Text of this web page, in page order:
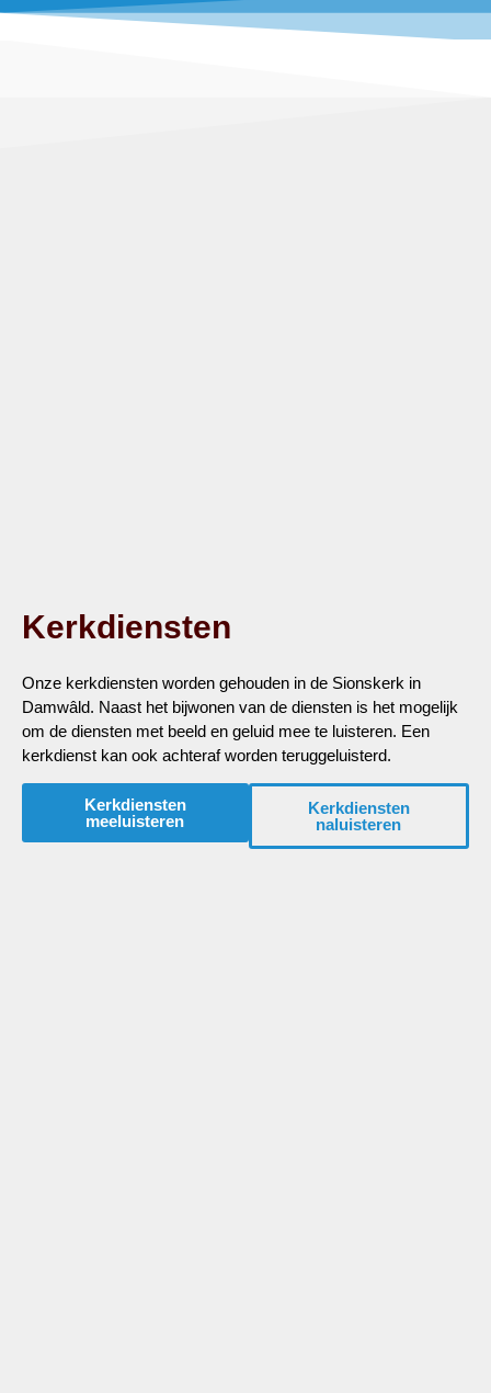
Kerkdiensten
Onze kerkdiensten worden gehouden in de Sionskerk in
Damwâld. Naast het bijwonen van de diensten is het mogelijk
om de diensten met beeld en geluid mee te luisteren. Een
kerkdienst kan ook achteraf worden teruggeluisterd.
Kerkdiensten
meeluisteren
Kerkdiensten
naluisteren